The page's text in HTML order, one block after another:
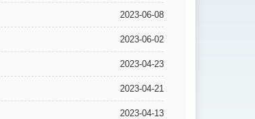
2023-06-08
2023-06-02
2023-04-23
2023-04-21
2023-04-13